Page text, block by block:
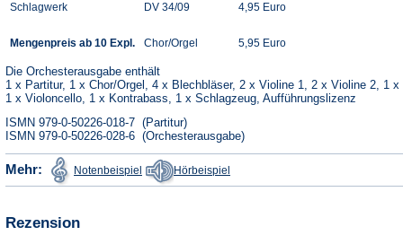
Schlagwerk
DV 34/09 4,95 Euro
Mengenpreis ab 10 Expl. Chor/Orgel 5,95 Euro
Die Orchesterausgabe enthält
1 x Partitur, 1 x Chor/Orgel, 4 x Blechbläser, 2 x Violine 1, 2 x Violine 2, 1 x
1 x Violoncello, 1 x Kontrabass, 1 x Schlagzeug, Aufführungslizenz
ISMN 979-0-50226-018-7 (Partitur)
ISMN 979-0-50226-028-6 (Orchesterausgabe)
Mehr: Notenbeispiel
(Öffnet
in
einem
Hörbeispiel in
einem
Rezension